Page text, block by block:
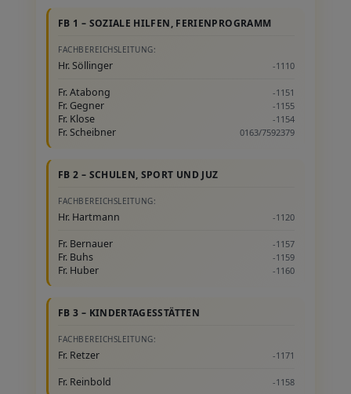
FB 1 – SOZIALE HILFEN, FERIENPROGRAMM
FACHBEREICHSLEITUNG:
Hr. Söllinger -1110
Fr. Atabong -1151
Fr. Gegner -1155
Fr. Klose -1154
Fr. Scheibner 0163/7592379
FB 2 – SCHULEN, SPORT UND JUZ
FACHBEREICHSLEITUNG:
Hr. Hartmann -1120
Fr. Bernauer -1157
Fr. Buhs -1159
Fr. Huber -1160
FB 3 – KINDERTAGESSTÄTTEN
FACHBEREICHSLEITUNG:
Fr. Retzer -1171
Fr. Reinbold -1158